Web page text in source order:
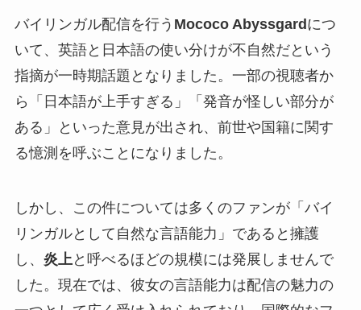
バイリンガル配信を行う Mococo Abyssgardにつ
いて、英語と日本語の使い分けが不自然だという
指摘が一時期話題となりました。一部の視聴者か
ら「日本語が上手すぎる」「発音が怪しい部分が
ある」といった意見が出され、前世や国籍に関す
る憶測を呼ぶことになりました。
しかし、この件については多くのファンが「バイ
リンガルとして自然な言語能力」であると擁護
し、 炎上 と呼べるほどの規模には発展しませんで
した。現在では、彼女の言語能力は配信の魅力の